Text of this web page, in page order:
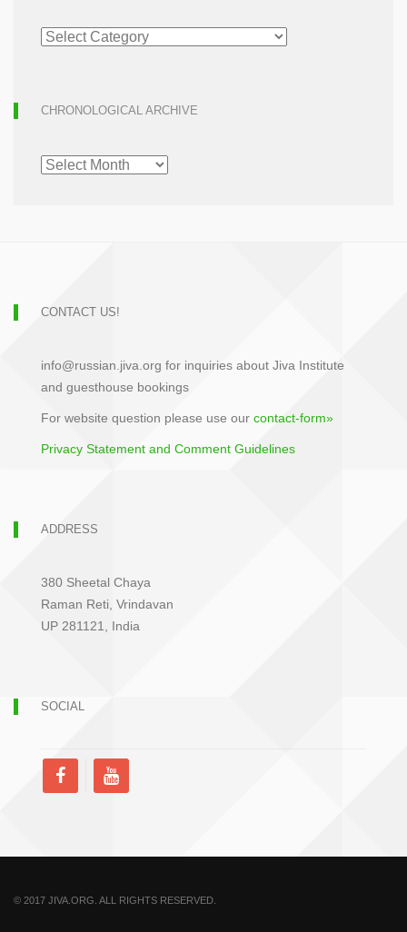
ARTICLE
ARCHIVE
CHRONOLOGICAL ARCHIVE
CHRONOLOGICAL
ARCHIVE
CONTACT US!
info@russian.jiva.org for inquiries about Jiva Institute
and guesthouse bookings
For website question please use our contact-form»
Privacy Statement and Comment Guidelines
ADDRESS
380 Sheetal Chaya
Raman Reti, Vrindavan
UP 281121, India
SOCIAL
© 2017 JIVA.ORG. ALL RIGHTS RESERVED.